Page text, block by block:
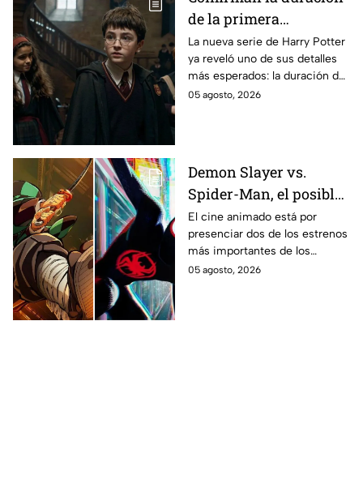
de la primera
temporada de Harry
Potter y emocionará a
los fans de los libros
La nueva serie de Harry Potter
ya reveló uno de sus detalles
más esperados: la duración de
la primera temporada basada
05 agosto, 2026
Demon Slayer vs.
Spider-Man, el posible
gran enfrentamiento
en taquilla del 2027
El cine animado está por
presenciar dos de los estrenos
más importantes de los
últimos años.
05 agosto, 2026